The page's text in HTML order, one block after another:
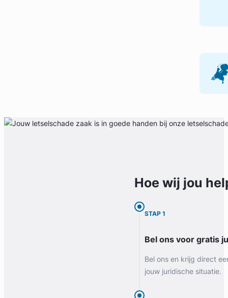
Hoe wij jou
STAP 1
Bel ons voor gratis
Bel ons en krijg direct
jouw juridische situatie.